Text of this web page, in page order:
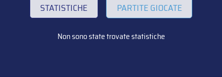
STATISTICHE PARTITE GIOCATE
Non sono state trovate statistiche